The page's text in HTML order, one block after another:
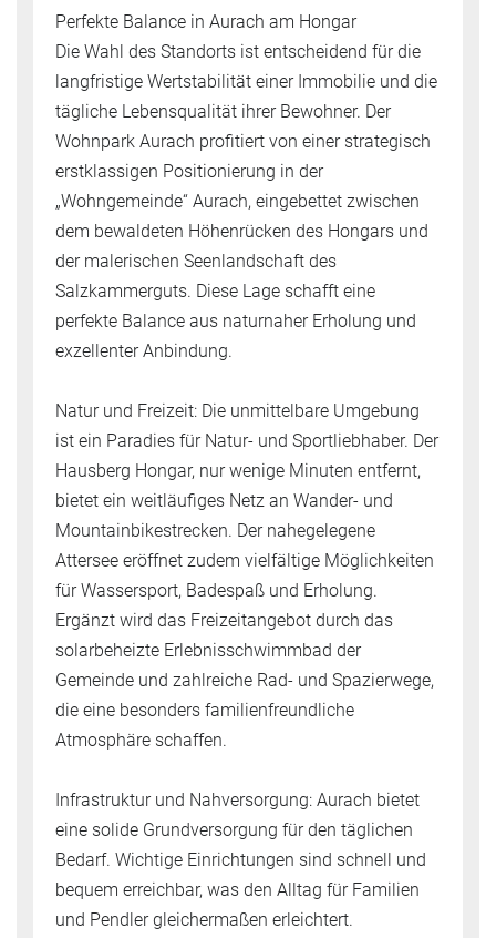
Perfekte Balance in Aurach am Hongar
Die Wahl des Standorts ist entscheidend für die
langfristige Wertstabilität einer Immobilie und die
tägliche Lebensqualität ihrer Bewohner. Der
Wohnpark Aurach profitiert von einer strategisch
erstklassigen Positionierung in der
„Wohngemeinde“ Aurach, eingebettet zwischen
dem bewaldeten Höhenrücken des Hongars und
der malerischen Seenlandschaft des
Salzkammerguts. Diese Lage schafft eine
perfekte Balance aus naturnaher Erholung und
exzellenter Anbindung.
Natur und Freizeit: Die unmittelbare Umgebung
ist ein Paradies für Natur- und Sportliebhaber. Der
Hausberg Hongar, nur wenige Minuten entfernt,
bietet ein weitläufiges Netz an Wander- und
Mountainbikestrecken. Der nahegelegene
Attersee eröffnet zudem vielfältige Möglichkeiten
für Wassersport, Badespaß und Erholung.
Ergänzt wird das Freizeitangebot durch das
solarbeheizte Erlebnisschwimmbad der
Gemeinde und zahlreiche Rad- und Spazierwege,
die eine besonders familienfreundliche
Atmosphäre schaffen.
Infrastruktur und Nahversorgung: Aurach bietet
eine solide Grundversorgung für den täglichen
Bedarf. Wichtige Einrichtungen sind schnell und
bequem erreichbar, was den Alltag für Familien
und Pendler gleichermaßen erleichtert.